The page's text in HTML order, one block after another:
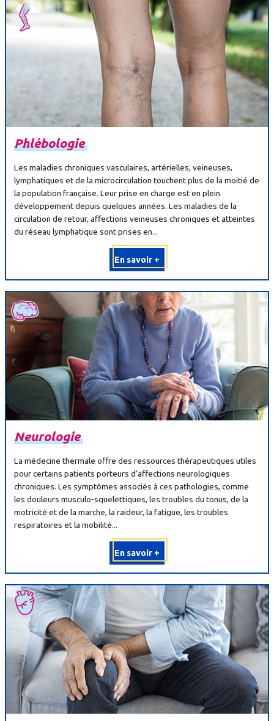
Phlébologie
Les maladies chroniques vasculaires, artérielles, veineuses,
lymphatiques et de la microcirculation touchent plus de la moitié de
la population française. Leur prise en charge est en plein
développement depuis quelques années. Les maladies de la
circulation de retour, affections veineuses chroniques et atteintes
du réseau lymphatique sont prises en...
En savoir +
Neurologie
La médecine thermale offre des ressources thérapeutiques utiles
pour certains patients porteurs d’affections neurologiques
chroniques. Les symptômes associés à ces pathologies, comme
les douleurs musculo-squelettiques, les troubles du tonus, de la
motricité et de la marche, la raideur, la fatigue, les troubles
respiratoires et la mobilité...
En savoir +